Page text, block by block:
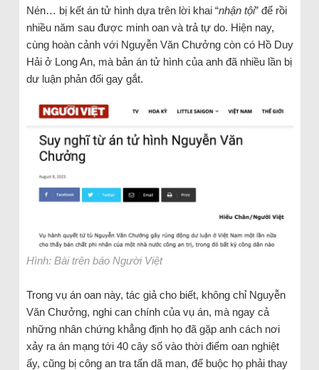
Nén… bị kết án tử hình dựa trên lời khai “nhận tội” để rồi
nhiều năm sau được minh oan và trả tự do. Hiện nay,
cùng hoàn cảnh với Nguyễn Văn Chưởng còn có Hồ Duy
Hải ở Long An, mà bản án tử hình của anh đã nhiều lần bị
dư luận phản đối gay gắt.
Hình: Bài trên báo Người Việt
Trong vụ án oan này, tác giả cho biết, không chỉ Nguyễn
Văn Chưởng, nghi can chính của vụ án, mà ngay cả
những nhân chứng khẳng định họ đã gặp anh cách nơi
xảy ra án mạng tới 40 cây số vào thời điểm oan nghiệt
ấy, cũng bị công an tra tấn dã man, để buộc họ phải thay